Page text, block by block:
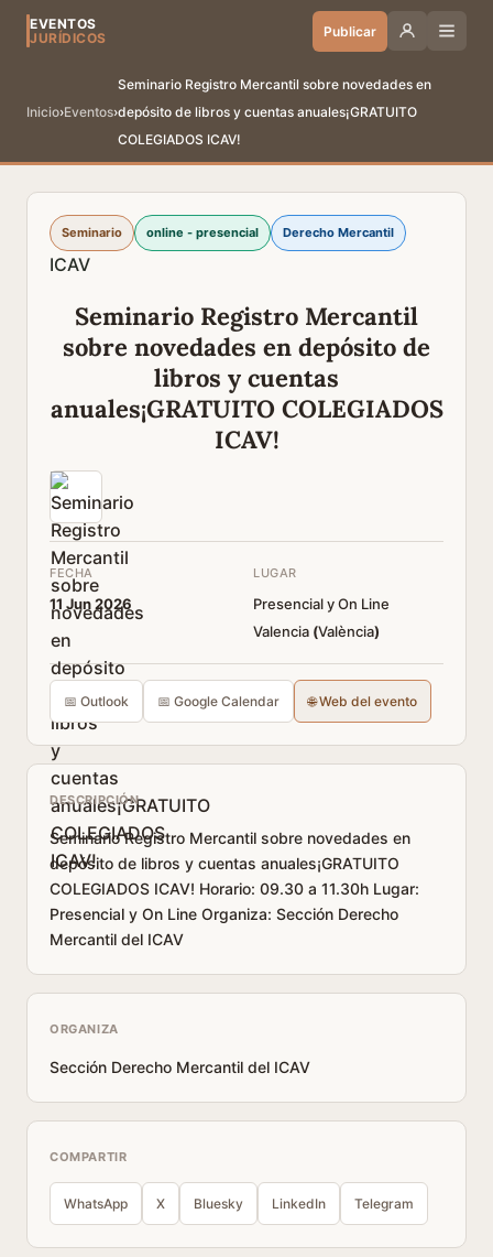
EVENTOS
JURÍDICOS
Publicar
Inicio›Eventos›
Seminario Registro Mercantil sobre novedades en
depósito de libros y cuentas anuales¡GRATUITO
COLEGIADOS ICAV!
Seminario online - presencial Derecho Mercantil
ICAV
Seminario Registro Mercantil
sobre novedades en depósito de
libros y cuentas
anuales¡GRATUITO COLEGIADOS
ICAV!
FECHA
11 Jun 2026
LUGAR
Presencial y On Line
Valencia (València)
📅 Outlook 📅 Google Calendar 🌐 Web del evento
DESCRIPCIÓN
Seminario Registro Mercantil sobre novedades en
depósito de libros y cuentas anuales¡GRATUITO
COLEGIADOS ICAV! Horario: 09.30 a 11.30h Lugar:
Presencial y On Line Organiza: Sección Derecho
Mercantil del ICAV
ORGANIZA
Sección Derecho Mercantil del ICAV
COMPARTIR
WhatsApp X Bluesky LinkedIn Telegram